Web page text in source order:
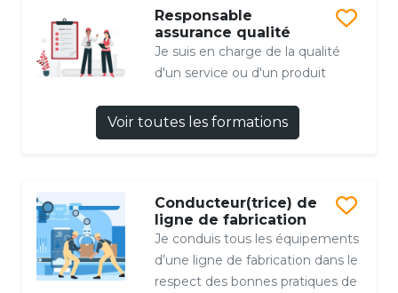
Responsable
assurance qualité
Je suis en charge de la qualité
d'un service ou d'un produit
Voir toutes les formations
Conducteur(trice) de
ligne de fabrication
Je conduis tous les équipements
d’une ligne de fabrication dans le
respect des bonnes pratiques de